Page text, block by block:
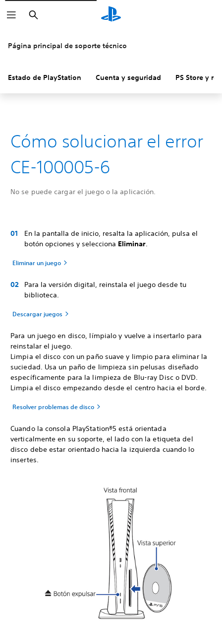
Buscar
Página principal de soporte técnico
Estado de PlayStation Cuenta y seguridad PS Store y
Cómo solucionar el error
CE-100005-6
No se puede cargar el juego o la aplicación.
En la pantalla de inicio, resalta la aplicación, pulsa el
botón opciones y selecciona Eliminar.
Eliminar un juego
Para la versión digital, reinstala el juego desde tu
biblioteca.
Descargar juegos
Para un juego en disco, límpialo y vuelve a insertarlo para
reinstalar el juego.
Limpia el disco con un paño suave y limpio para eliminar la
suciedad. Usa un paño de limpieza sin pelusas diseñado
específicamente para la limpieza de Blu-ray Disc o DVD.
Limpia el disco empezando desde el centro hacia el borde.
Resolver problemas de disco
Cuando la consola PlayStation®5 está orientada
verticalmente en su soporte, el lado con la etiqueta del
disco debe estar orientado hacia la izquierda cuando lo
insertes.